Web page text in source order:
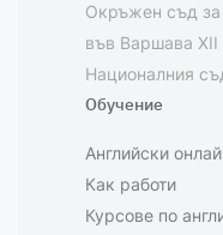
Окръжен съд за
във Варшава XII
Националния
Обучение
Английски
Как работи
Курсове по